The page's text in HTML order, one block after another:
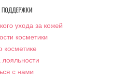
ухода за кожей
косметики
косметике
с нами